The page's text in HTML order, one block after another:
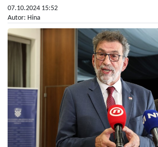
07.10.2024 15:52
Autor: Hina